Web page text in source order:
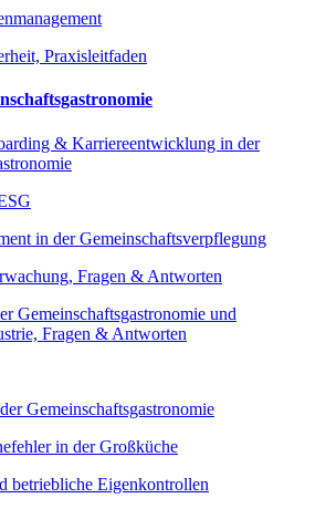
Praxisleitfaden
& Karriereentwicklung in der
in der Gemeinschaftsverpflegung
Fragen & Antworten
Gemeinschaftsgastronomie und
Fragen & Antworten
Gemeinschaftsgastronomie
in der Großküche
betriebliche Eigenkontrollen